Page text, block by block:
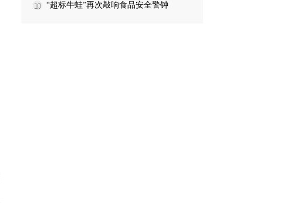
“超标牛蛙”再次敲响食品安全警钟